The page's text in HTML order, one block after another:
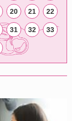
20 21 22
31 32 33